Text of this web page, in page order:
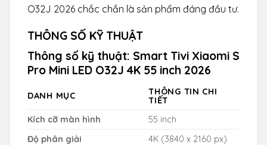
O32J 2026 chắc chắn là sản phẩm đáng đầu tư.
THÔNG SỐ KỸ THUẬT
Thông số kỹ thuật: Smart Tivi Xiaomi S
Pro Mini LED O32J 4K 55 inch 2026
DANH MỤC
THÔNG TIN CHI
TIẾT
Kích cỡ màn hình
55 inch
Độ phân giải
4K (3840 x 2160 px)